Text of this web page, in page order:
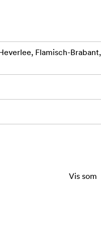
Flamisch-Brabant,
Vis som